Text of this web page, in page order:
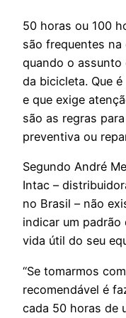
50 horas ou 100
são frequentes na
quando o assunto
da bicicleta. Que
e que exige
são as regras
preventiva ou
Segundo André
Intac –
no Brasil – não
indicar um padrão
vida útil do seu
“Se tomarmos
recomendável é
cada 50 horas de